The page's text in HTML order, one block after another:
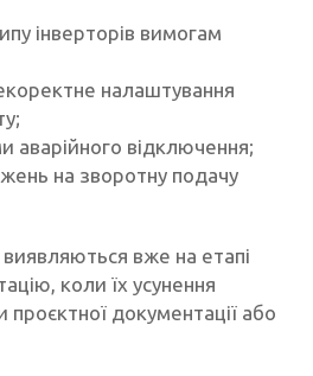
інверторів вимогам
налаштування
аварійного відключення;
на зворотну подачу
виявляються вже на етапі
коли їх усунення
документації або